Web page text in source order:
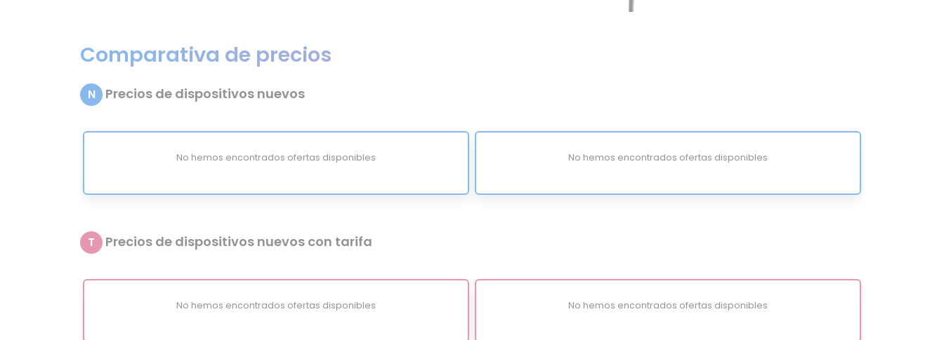
Comparativa de precios
N Precios de dispositivos nuevos
No hemos encontrados ofertas disponibles No hemos encontrados ofertas disponibles
T Precios de dispositivos nuevos con tarifa
No hemos encontrados ofertas disponibles No hemos encontrados ofertas disponibles